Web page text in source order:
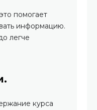
помогает
информацию.
легче
курса